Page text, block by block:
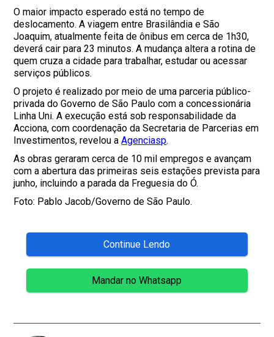
O maior impacto esperado está no tempo de
deslocamento. A viagem entre Brasilândia e São
Joaquim, atualmente feita de ônibus em cerca de 1h30,
deverá cair para 23 minutos. A mudança altera a rotina de
quem cruza a cidade para trabalhar, estudar ou acessar
serviços públicos.
O projeto é realizado por meio de uma parceria público-
privada do Governo de São Paulo com a concessionária
Linha Uni. A execução está sob responsabilidade da
Acciona, com coordenação da Secretaria de Parcerias em
Investimentos, revelou aAgenciasp.
As obras geraram cerca de 10 mil empregos e avançam
com a abertura das primeiras seis estações prevista para
junho, incluindo a parada da Freguesia do Ó.
Foto: Pablo Jacob/Governo de São Paulo.
Continue Lendo
Mandar no Whatsapp